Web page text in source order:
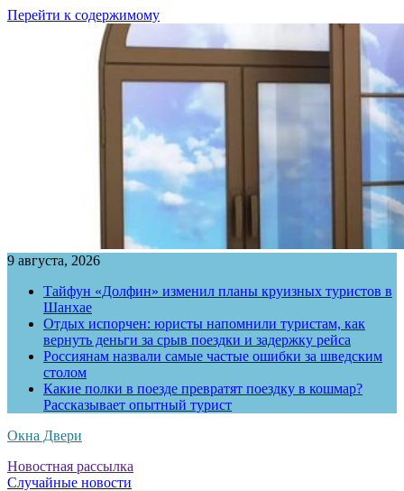
Перейти к содержимому
9 августа, 2026
Тайфун «Долфин» изменил планы круизных туристов в
Шанхае
Отдых испорчен: юристы напомнили туристам, как
вернуть деньги за срыв поездки и задержку рейса
Россиянам назвали самые частые ошибки за шведским
столом
Какие полки в поезде превратят поездку в кошмар?
Рассказывает опытный турист
Окна Двери
Новостная рассылка
Случайные новости